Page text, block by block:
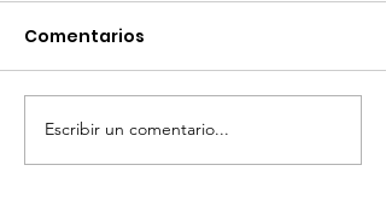
TourTravelynByFraveo
participó en la
Comentarios
Escribir un comentario...